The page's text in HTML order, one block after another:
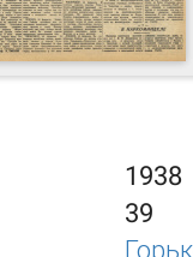
1938
39